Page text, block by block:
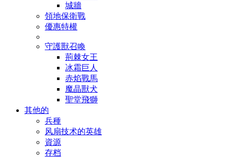
城牆
領地保衛戰
優惠特權
守護獸召喚
荊棘女王
冰霜巨人
赤焰戰馬
魔晶獸犬
聖堂飛獅
其他的
兵種
风扇技术的英雄
資源
存档